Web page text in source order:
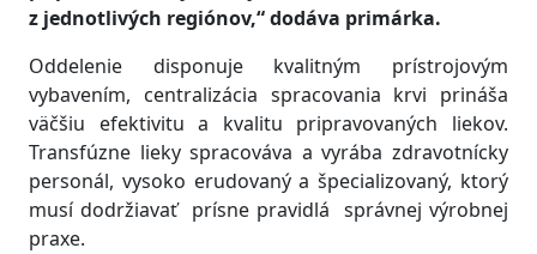
z jednotlivých regiónov,“ dodáva primárka.
Oddelenie disponuje kvalitným prístrojovým
vybavením, centralizácia spracovania krvi prináša
väčšiu efektivitu a kvalitu pripravovaných liekov.
Transfúzne lieky spracováva a vyrába zdravotnícky
personál, vysoko erudovaný a špecializovaný, ktorý
musí dodržiavať prísne pravidlá správnej výrobnej
praxe.